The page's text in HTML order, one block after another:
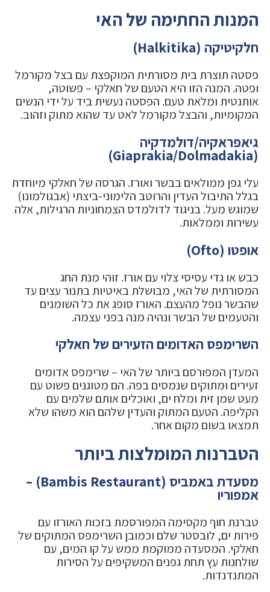
המנות החתימה של האי
חלקיטיקה (Halkitika)
פסטה תוצרת בית מסורתית המוקפצת עם בצל מקורמל
ופטה. המנה הזו היא הטעם של חאלקי – פשוטה,
אותנטית ומלאת טעם. הפסטה נעשית ביד על ידי הנשים
המקומיות, והבצל מקורמל לאט עד שהוא מתוק וזהוב.
גיאפראקיה/דולמדקיה
(Giaprakia/Dolmadakia)
עלי גפן ממולאים בבשר ואורז. הגרסה של חאלקי מיוחדת
בגלל התיבול העדין והרוטב הלימוני-ביצתי (אבגולמונו)
שמוגש מעל. בניגוד לדולמדס הצמחוניות הרגילות, אלה
עשירות וממלאות.
אופטו (Ofto)
כבש או גדי עסיסי צלוי עם אורז. זוהי מנת החג
המסורתית של האי, מבושלת באיטיות בתנור עצים עד
שהבשר נופל מהעצם. האורז סופג את כל השומנים
והטעמים של הבשר ונהיה מנה בפני עצמה.
השרימפס האדומים הזעירים של חאלקי
המעדן המפורסם ביותר של האי – שרימפס אדומים
זעירים ומתוקים שנמסים בפה. הם מטוגנים פשוט עם
מעט שמן זית ומלח ים, ואוכלים אותם שלמים עם
הקליפה. הטעם המתוק והעדין שלהם הוא משהו שלא
תמצאו בשום מקום אחר.
הטברנות המומלצות ביותר
מסעדת באמביס (Bambis Restaurant) –
אמפוריו
טברנת חוף מקסימה המפורסמת בזכות האורזו עם
פירות ים, לובסטר שלם וכמובן השרימפס המתוקים של
חאלקי. המסעדה ממוקמת ממש על קו המים, עם
שולחנות עץ תחת גפנים המשקיפים על הסירות
המתנדנדות.